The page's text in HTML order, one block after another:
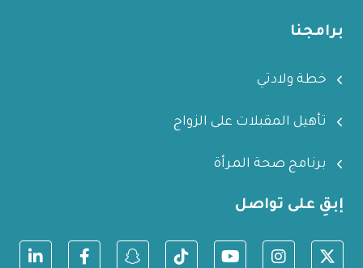
برامجنا
خطة ولادتي
تأهيل المقبلات على الزواج
برنامج صحة المرأة
إبقِ على تواصل